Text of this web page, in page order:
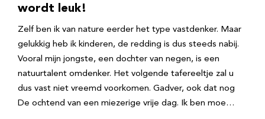
wordt leuk!
Zelf ben ik van nature eerder het type vastdenker. Maar
gelukkig heb ik kinderen, de redding is dus steeds nabij.
Vooral mijn jongste, een dochter van negen, is een
natuurtalent omdenker. Het volgende tafereeltje zal u
dus vast niet vreemd voorkomen. Gadver, ook dat nog
De ochtend van een miezerige vrije dag. Ik ben moe…